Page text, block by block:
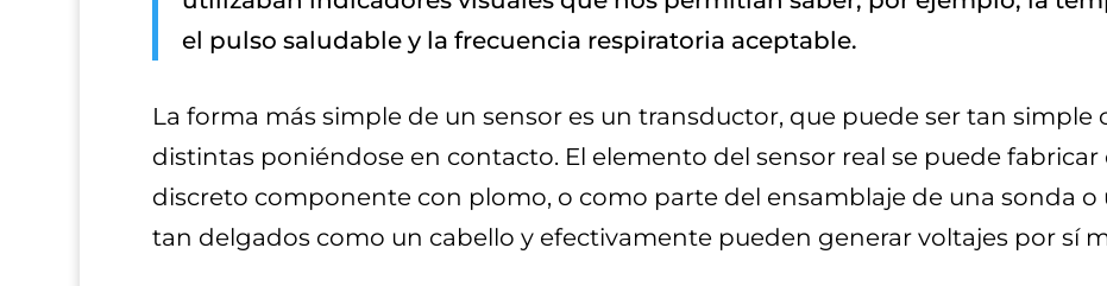
el pulso saludable y la frecuencia respiratoria aceptable.
La forma más simple de un sensor es un transductor, que puede ser tan simple
distintas poniéndose en contacto. El elemento del sensor real se puede
discreto componente con plomo, o como parte del ensamblaje de una sonda o
tan delgados como un cabello y efectivamente pueden generar voltajes por sí